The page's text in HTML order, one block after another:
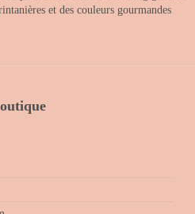
et des couleurs gourmandes